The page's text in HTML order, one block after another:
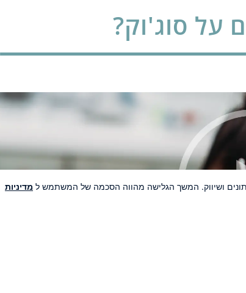
על סוג'וק?
ושיווק. המשך הגלישה מהווה הסכמה של המשתמש ל מדיניות